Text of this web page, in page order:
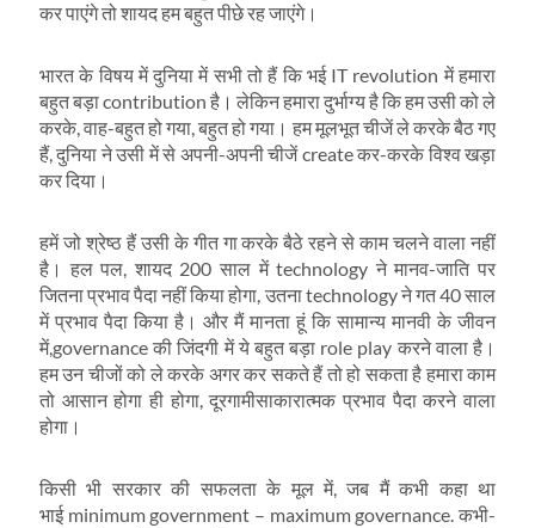
कर पाएंगे तो शायद हम बहुत पीछे रह जाएंगे।
भारत के विषय में दुनिया में सभी तो हैं कि भई IT revolution में हमारा
बहुत बड़ा contribution है। लेकिन हमारा दुर्भाग्‍य है कि हम उसी को ले
करके, वाह-बहुत हो गया, बहुत हो गया। हम मूलभूत चीजें ले करके बैठ गए
हैं, दुनिया ने उसी में से अपनी-अपनी चीजें create कर-करके विश्‍व खड़ा
कर दिया।
हमें जो श्रेष्‍ठ हैं उसी के गीत गा करके बैठे रहने से काम चलने वाला नहीं
है। हल पल, शायद 200 साल में technology ने मानव-जाति पर
जितना प्रभाव पैदा नहीं किया होगा, उतना technology ने गत 40 साल
में प्रभाव पैदा किया है। और मैं मानता हूं कि सामान्‍य मानवी के जीवन
में,governance की जिंदगी में ये बहुत बड़ा role play करने वाला है।
हम उन चीजों को ले करके अगर कर सकते हैं तो हो सकता है हमारा काम
तो आसान होगा ही होगा, दूरगामीसाकारात्‍मक प्रभाव पैदा करने वाला
होगा।
किसी भी सरकार की सफलता के मूल में, जब मैं कभी कहा था
भाई minimum government – maximum governance. कभी-